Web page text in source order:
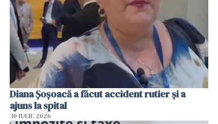
Diana Șoșoacă a făcut accident rutier și a
ajuns la spital
30 IULIE 2026